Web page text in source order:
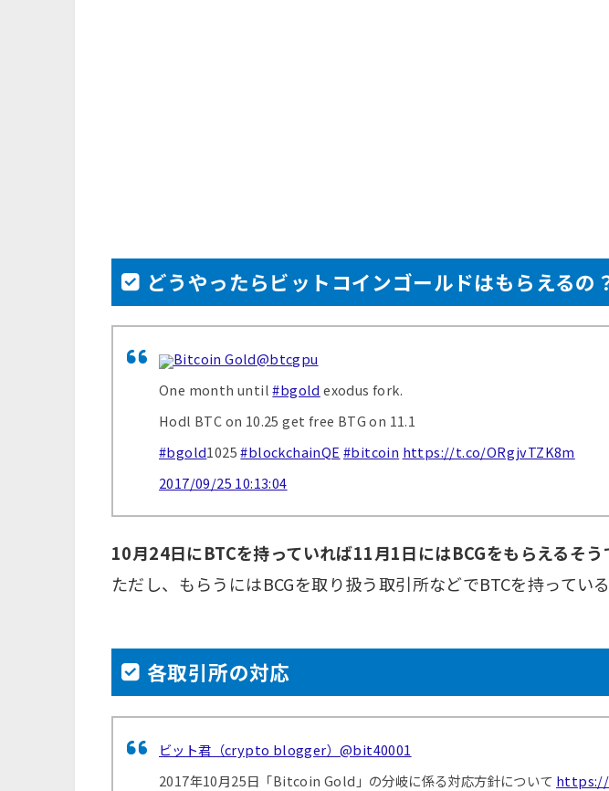
どうやったらビットコインゴールドはもらえるの
Bitcoin Gold@btcgpu
One month until#bgold exodus fork.
Hodl BTC on 10.25 get free BTG on 11.1
#bgold1025#blockchainQE #bitcoin https://t.co/ORgjvTZK8m
2017/09/25 10:13:04
10月24日にBTCを持っていれば11月1日にはBCGをもらえるそう
ただし、もらうにはBCGを取り扱う取引所などでBTCを持ってい
各取引所の対応
ビット君（crypto blogger） @bit40001
2017年10月25日「Bitcoin Gold」の分岐に係る対応方針について https://